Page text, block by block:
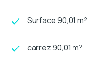
Surface 90,01 m²
carrez 90,01 m²